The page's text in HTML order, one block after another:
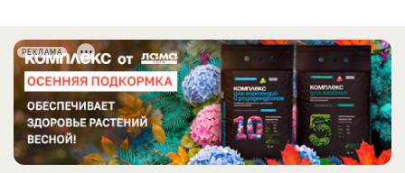
РЕКЛАМА